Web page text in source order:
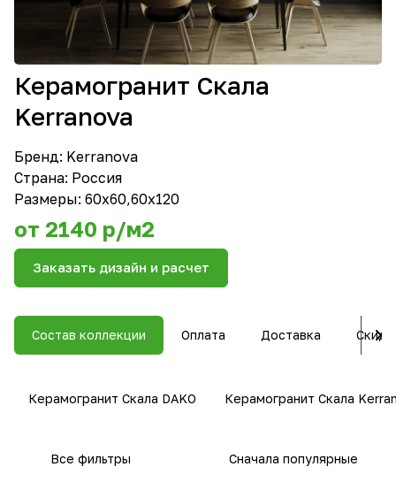
Керамогранит Скала
Kerranova
Бренд: Kerranova
Страна: Россия
Размеры: 60х60,60х120
от 2140 р/м2
Заказать дизайн и расчет
Состав коллекции Оплата Доставка
Керамогранит Скала DAKO Керамогранит Скала
Все фильтры Сначала популярные